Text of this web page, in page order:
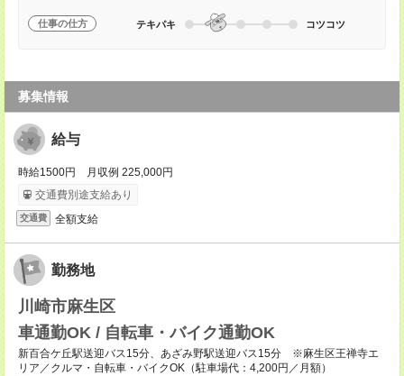
仕事の仕方 テキパキ コツコツ
募集情報
給与
時給1500円 月収例 225,000円
交通費別途支給あり
交通費 全額支給
勤務地
川崎市麻生区
車通勤OK / 自転車・バイク通勤OK
新百合ケ丘駅送迎バス15分、あざみ野駅送迎バス15分 ※麻生区王禅寺エ
リア／クルマ・自転車・バイクOK（駐車場代：4,200円／月額）